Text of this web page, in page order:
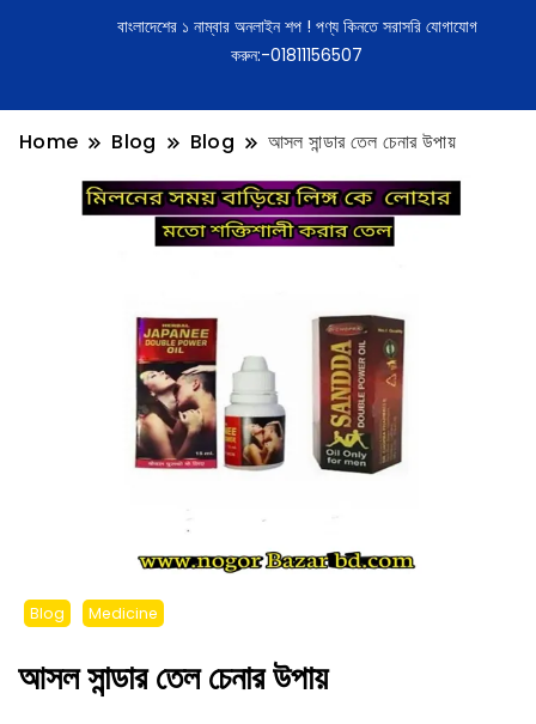
বাংলাদেশের ১ নাম্বার অনলাইন শপ ! পণ্য কিনতে সরাসরি যোগাযোগ
করুন:-01811156507
Home Blog Blog আসল সান্ডার তেল চেনার উপায়
Blog Medicine
আসল সান্ডার তেল চেনার উপায়